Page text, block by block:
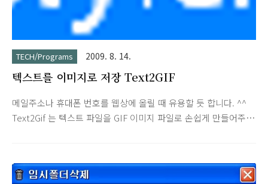
TECH/Programs 2009. 8. 14.
텍스트를 이미지로 저장 Text2GIF
메일주소나 휴대폰 번호를 웹상에 올릴 때 유용할 듯 합니다. ^^
Text2Gif 는 텍스트 파일을 GIF 이미지 파일로 손쉽게 만들어주
미지의 배경 색상, 글짜 색상, 폰트, 크기등을 지정할수 있습니다.
또한 Transparent 기능을 이용해서 배경 색상이 없이 글짜만 나